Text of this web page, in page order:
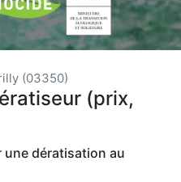
(03350)
(prix,
dératisation au